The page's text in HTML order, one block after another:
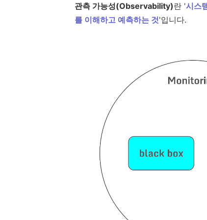
관측 가능성(Observability) 란 '시스
를 이해하고 예측하는 것'입니다.